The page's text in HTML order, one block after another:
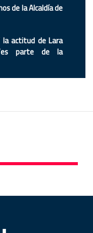
de la Alcaldía de
la actitud de Lara
parte de la